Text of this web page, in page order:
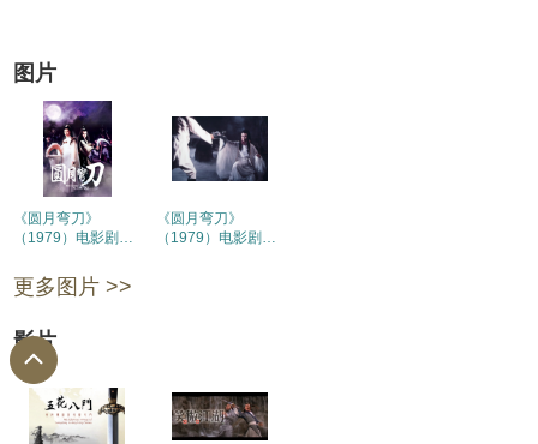
图片
《圆月弯刀》
（1979）电影剧照
《圆月弯刀》
（1979）电影剧照
更多图片 >>
影片